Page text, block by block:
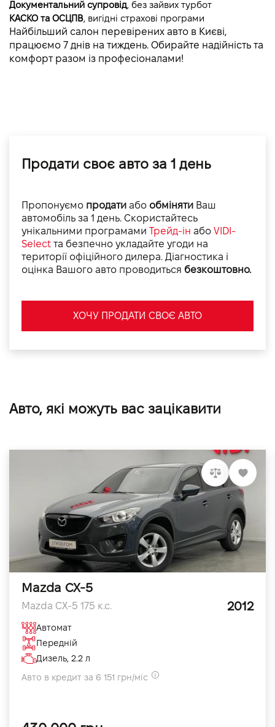
Документальний супровід, без зайвих турбот
КАСКО та ОСЦПВ, вигідні страхові програми
Найбільший салон перевірених авто в Києві,
працюємо 7 днів на тиждень. Обирайте надійність та
комфорт разом із професіоналами!
Продати своє авто за 1 день
Пропонуємо продати або обміняти Ваш
автомобіль за 1 день. Скористайтесь
унікальними програмами Трейд-ін або VIDI-
Select та безпечно укладайте угоди на
території офіційного дилера. Діагностика і
оцінка Вашого авто проводиться безкоштовно.
ХОЧУ ПРОДАТИ СВОЄ АВТО
Авто, які можуть вас зацікавити
Mazda CX-5
Mazda CX-5 175 к.с. 2012
Автомат
Передній
Дизель, 2.2 л
Авто в кредит за 6 151 грн/міс